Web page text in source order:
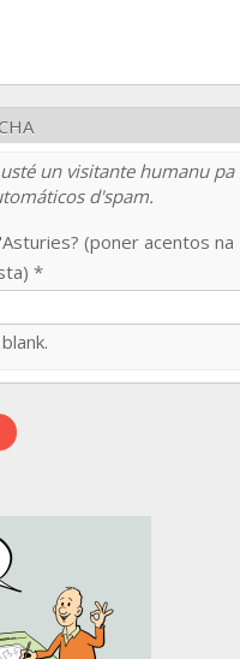
un visitante humanu pa
d'spam.
(poner acentos na
*